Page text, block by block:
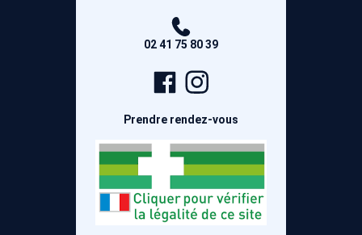
02 41 75 80 39
Page
Facebook
Prendre rendez-vous